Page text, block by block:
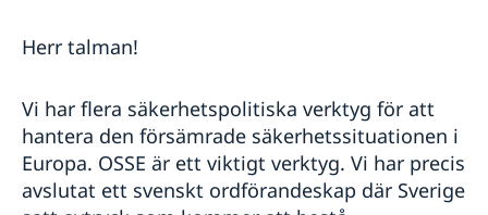
Herr talman!
Vi har flera säkerhetspolitiska verktyg för att
hantera den försämrade säkerhetssituationen i
Europa. OSSE är ett viktigt verktyg. Vi har precis
avslutat ett svenskt ordförandeskap där Sverige